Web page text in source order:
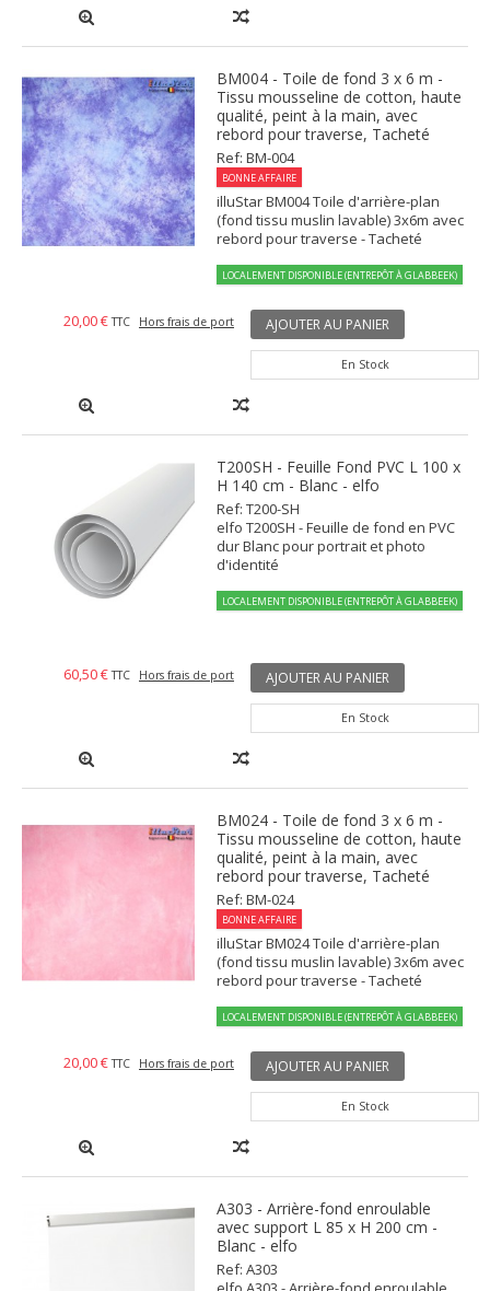
BM004 - Toile de fond 3 x 6 m -
Tissu mousseline de cotton, haute
qualité, peint à la main, avec
rebord pour traverse, Tacheté
Ref: BM-004
BONNE AFFAIRE
illuStar BM004 Toile d'arrière-plan
(fond tissu muslin lavable) 3x6m avec
rebord pour traverse - Tacheté
LOCALEMENT DISPONIBLE (ENTREPÔT À GLABBEEK)
20,00 € TTC Hors frais de port AJOUTER AU PANIER
En Stock
T200SH - Feuille Fond PVC L 100 x
H 140 cm - Blanc - elfo
Ref: T200-SH
elfo T200SH - Feuille de fond en PVC
dur Blanc pour portrait et photo
d'identité
LOCALEMENT DISPONIBLE (ENTREPÔT À GLABBEEK)
60,50 € TTC Hors frais de port AJOUTER AU PANIER
En Stock
BM024 - Toile de fond 3 x 6 m -
Tissu mousseline de cotton, haute
qualité, peint à la main, avec
rebord pour traverse, Tacheté
Ref: BM-024
BONNE AFFAIRE
illuStar BM024 Toile d'arrière-plan
(fond tissu muslin lavable) 3x6m avec
rebord pour traverse - Tacheté
LOCALEMENT DISPONIBLE (ENTREPÔT À GLABBEEK)
20,00 € TTC Hors frais de port AJOUTER AU PANIER
En Stock
A303 - Arrière-fond enroulable
avec support L 85 x H 200 cm -
Blanc - elfo
Ref: A303